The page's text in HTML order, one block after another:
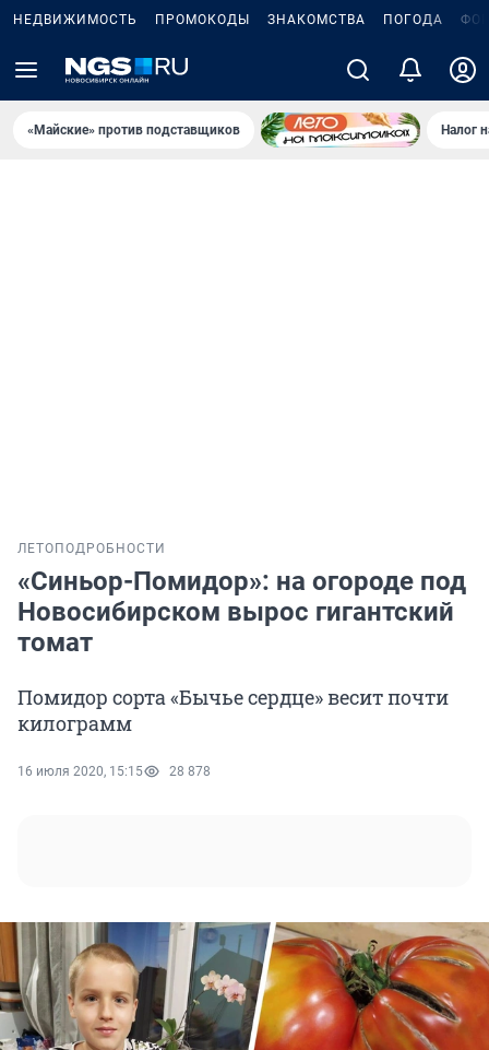
НЕДВИЖИМОСТЬ ПРОМОКОДЫ ЗНАКОМСТВА ПОГОДА
«Майские» против подставщиков Налог
ЛЕТО ПОДРОБНОСТИ
«Синьор-Помидор»: на огороде под
Новосибирском вырос гигантский
томат
Помидор сорта «Бычье сердце» весит почти
килограмм
16 июля 2020, 15:15 28 878